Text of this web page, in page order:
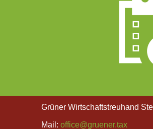
Grüner Wirtschaftstreuhand
Mail: office@gruener.tax